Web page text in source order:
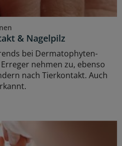
& Nagelpilz
bei Dermatophyten-
nehmen zu, ebenso
nach Tierkontakt. Auch